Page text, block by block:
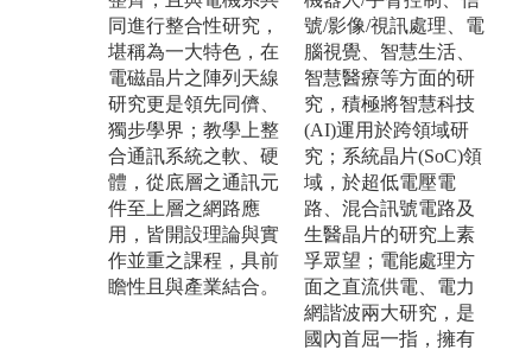
同進行整合性研究，
堪稱為一大特色，在
電磁晶片之陣列天線
研究更是領先同儕、
獨步學界；教學上整
合通訊系統之軟、硬
體，從底層之通訊元
件至上層之網路應
用，皆開設理論與實
作並重之課程，具前
瞻性且與產業結合。
號/影像/視訊處理、電
腦視覺、智慧生活、
智慧醫療等方面的研
究，積極將智慧科技
(AI)運用於跨領域研
究；系統晶片(SoC)領
域，於超低電壓電
路、混合訊號電路及
生醫晶片的研究上素
孚眾望；電能處理方
面之直流供電、電力
網諧波兩大研究，是
國內首屈一指，擁有